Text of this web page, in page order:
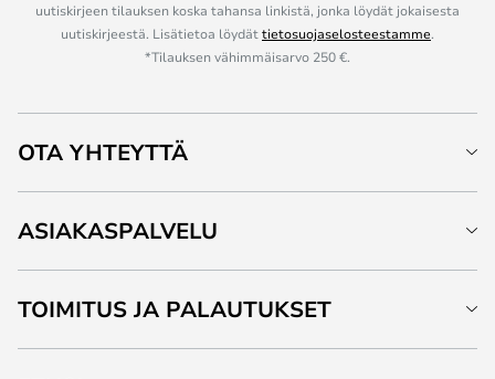
uutiskirjeen tilauksen koska tahansa linkistä, jonka löydät jokaisesta
uutiskirjeestä. Lisätietoa löydättietosuojaselosteestamme.
*Tilauksen vähimmäisarvo 250 €.
OTA YHTEYTTÄ
ASIAKASPALVELU
TOIMITUS JA PALAUTUKSET